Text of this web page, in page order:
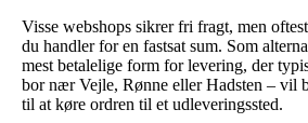
Visse webshops sikrer fri fragt, men
du handler for en fastsat sum. Som
mest betalelige form for levering, der
bor nær Vejle, Rønne eller Hadsten – vil
til at køre ordren til et udleveringssted.